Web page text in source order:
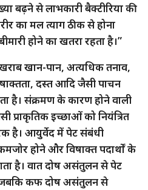
बढ़ने से लाभकारी बैक्टीरिया की
का मल त्याग ठीक से होना
होने का खतरा रहता है।”
खान-पान, अत्यधिक तनाव,
दस्त आदि जैसी पाचन
है। संक्रमण के कारण होने वाली
इच्छाओं को नियंत्रित
है। आयुर्वेद में पेट संबंधी
होने और विषाक्त पदार्थों के
है। वात दोष असंतुलन से पेट
कफ दोष असंतुलन से